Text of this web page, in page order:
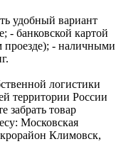
удобный вариант
- банковской картой
проезде); - наличными
логистики
территории России
забрать товар
Московская
Климовск,